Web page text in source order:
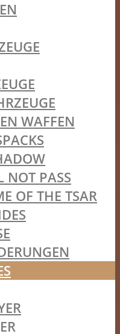
WAFFEN
NOT PASS
OF THE TSAR